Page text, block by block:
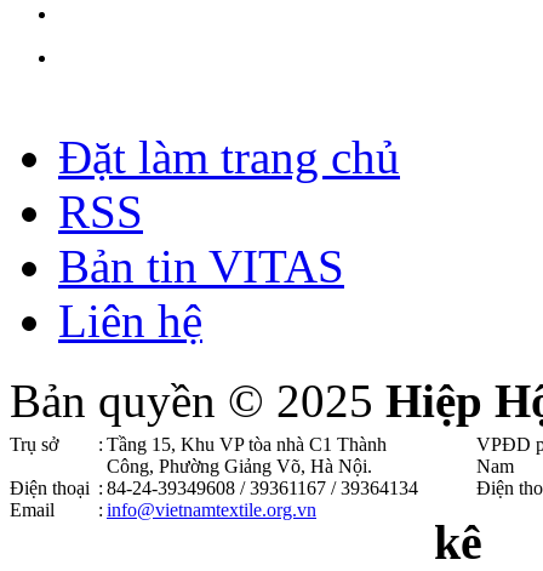
Đặt làm trang chủ
RSS
Bản tin VITAS
Liên hệ
Bản quyền © 2025 Hiệp
Trụ sở : Tầng 15, Khu VP tòa nhà C1 Thành
Công, Phường Giảng Võ, Hà Nội .
Điện thoại : 84-24-39349608 / 39361167 / 39364134
Email
: info@vietnamtextile.org.vn
VPĐD
Nam
Điện
kê